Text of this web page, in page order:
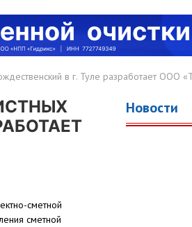
в г. Туле разработает ООО
сметной
сметной
Новости